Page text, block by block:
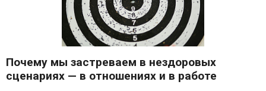
Почему мы застреваем в нездоровых
сценариях — в отношениях и в работе